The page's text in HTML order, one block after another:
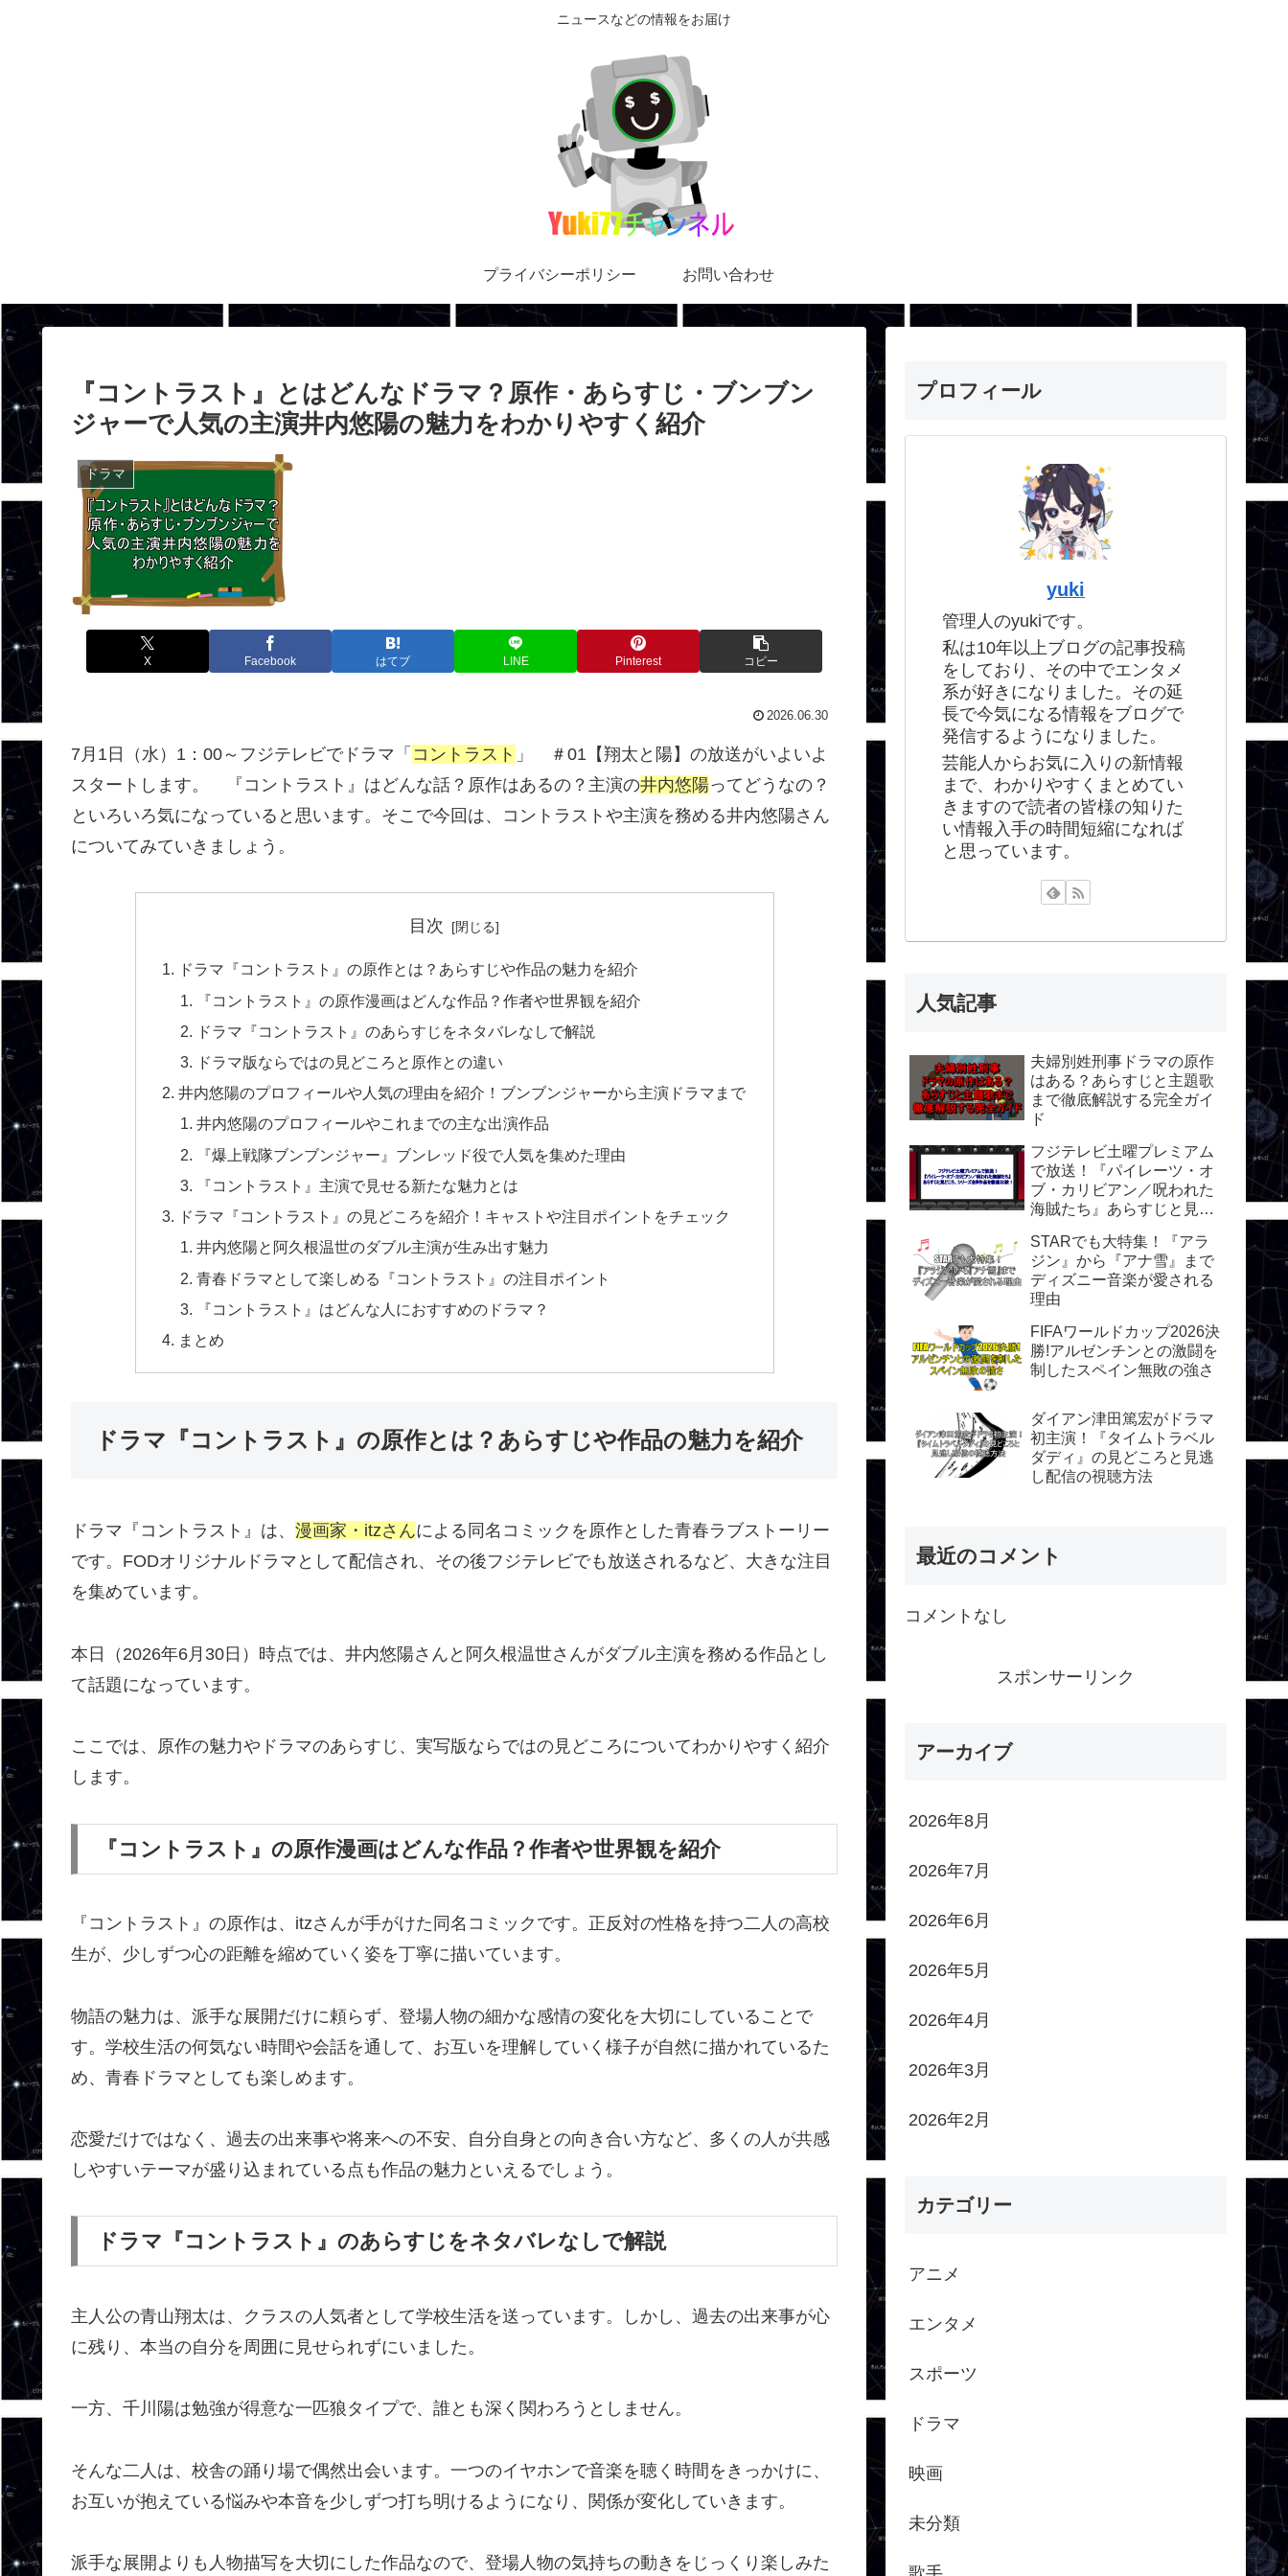
ニュースなどの情報をお届け
プライバシーポリシー お問い合わせ
『コントラスト』とはどんなドラマ？原作・あらすじ・ブンブン
ジャーで人気の主演井内悠陽の魅力をわかりやすく紹介
ドラマ
X Facebook はてブ LINE Pinterest コピー
2026.06.30
7月1日（水）1：00～フジテレビでドラマ「 コントラスト 」 ＃01【翔太と陽】の放送がいよいよ
スタートします。 『コントラスト』はどんな話？原作はあるの？主演の井内悠陽ってどうなの？
といろいろ気になっていると思います。そこで今回は、コントラストや主演を務める井内悠陽さん
についてみていきましょう。
目次
ドラマ『コントラスト』の原作とは？あらすじや作品の魅力を紹介
『コントラスト』の原作漫画はどんな作品？作者や世界観を紹介
ドラマ『コントラスト』のあらすじをネタバレなしで解説
ドラマ版ならではの見どころと原作との違い
井内悠陽のプロフィールや人気の理由を紹介！ブンブンジャーから主演ドラマまで
井内悠陽のプロフィールやこれまでの主な出演作品
『爆上戦隊ブンブンジャー』ブンレッド役で人気を集めた理由
『コントラスト』主演で見せる新たな魅力とは
ドラマ『コントラスト』の見どころを紹介！キャストや注目ポイントをチェック
井内悠陽と阿久根温世のダブル主演が生み出す魅力
青春ドラマとして楽しめる『コントラスト』の注目ポイント
『コントラスト』はどんな人におすすめのドラマ？
まとめ
ドラマ『コントラスト』の原作とは？あらすじや作品の魅力を紹介
ドラマ『コントラスト』は、 漫画家・itzさんによる同名コミックを原作とした青春ラブストーリー
です。FODオリジナルドラマとして配信され、その後フジテレビでも放送されるなど、大きな注目
を集めています。
本日（2026年6月30日）時点では、井内悠陽さんと阿久根温世さんがダブル主演を務める作品とし
て話題になっています。
ここでは、原作の魅力やドラマのあらすじ、実写版ならではの見どころについてわかりやすく紹介
します。
『コントラスト』の原作漫画はどんな作品？作者や世界観を紹介
『コントラスト』の原作は、itzさんが手がけた同名コミックです。正反対の性格を持つ二人の高校
生が、少しずつ心の距離を縮めていく姿を丁寧に描いています。
物語の魅力は、派手な展開だけに頼らず、登場人物の細かな感情の変化を大切にしていることで
す。学校生活の何気ない時間や会話を通して、お互いを理解していく様子が自然に描かれているた
め、青春ドラマとしても楽しめます。
恋愛だけではなく、過去の出来事や将来への不安、自分自身との向き合い方など、多くの人が共感
しやすいテーマが盛り込まれている点も作品の魅力といえるでしょう。
ドラマ『コントラスト』のあらすじをネタバレなしで解説
主人公の青山翔太は、クラスの人気者として学校生活を送っています。しかし、過去の出来事が心
に残り、本当の自分を周囲に見せられずにいました。
一方、千川陽は勉強が得意な一匹狼タイプで、誰とも深く関わろうとしません。
そんな二人は、校舎の踊り場で偶然出会います。一つのイヤホンで音楽を聴く時間をきっかけに、
お互いが抱えている悩みや本音を少しずつ打ち明けるようになり、関係が変化していきます。
派手な展開よりも人物描写を大切にした作品なので、登場人物の気持ちの動きをじっくり楽しみた
プロフィール
yuki
管理人のyukiです。
私は10年以上ブログの記事投稿
をしており、その中でエンタメ
系が好きになりました。その延
長で今気になる情報をブログで
発信するようになりました。
芸能人からお気に入りの新情報
まで、わかりやすくまとめてい
きますので読者の皆様の知りた
い情報入手の時間短縮になれば
と思っています。
人気記事
夫婦別姓刑事ドラマの原作
はある？あらすじと主題歌
まで徹底解説する完全ガイ
ド
フジテレビ土曜プレミアム
で放送！『パイレーツ・オ
ブ・カリビアン／呪われた
海賊たち』あらすじと見ど
徹底比較！
STARでも大特集！『アラ
ジン』から『アナ雪』まで
ディズニー音楽が愛される
理由
FIFAワールドカップ2026決
勝!アルゼンチンとの激闘を
制したスペイン無敗の強さ
ダイアン津田篤宏がドラマ
初主演！『タイムトラベル
ダディ』の見どころと見逃
し配信の視聴方法
最近のコメント
コメントなし
スポンサーリンク
アーカイブ
2026年8月
2026年7月
2026年6月
2026年5月
2026年4月
2026年3月
2026年2月
カテゴリー
アニメ
エンタメ
スポーツ
ドラマ
映画
未分類